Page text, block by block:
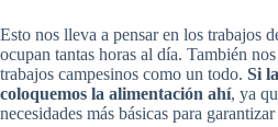
Esto nos lleva a pensar en los trabajos
ocupan tantas horas al día. También
trabajos campesinos como un todo. Si
coloquemos la alimentación ahí, ya
necesidades más básicas para